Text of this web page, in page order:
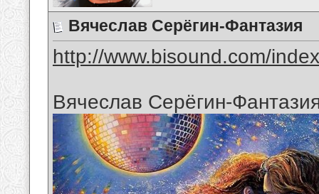
Вячеслав Серёгин-Фантазия
http://www.bisound.com/
Вячеслав Серёгин-